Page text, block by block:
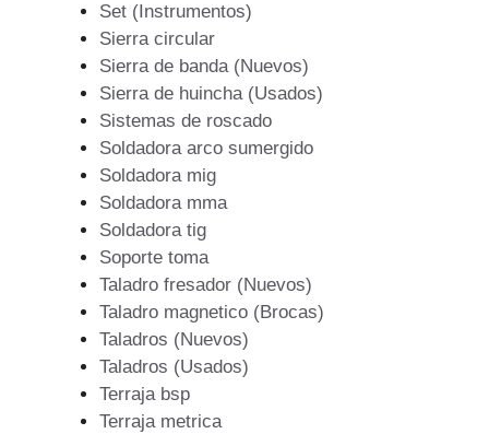
Set (Instrumentos)
Sierra circular
Sierra de banda (Nuevos)
Sierra de huincha (Usados)
Sistemas de roscado
Soldadora arco sumergido
Soldadora mig
Soldadora mma
Soldadora tig
Soporte toma
Taladro fresador (Nuevos)
Taladro magnetico (Brocas)
Taladros (Nuevos)
Taladros (Usados)
Terraja bsp
Terraja metrica